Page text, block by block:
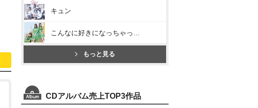
キュン
もっと見る
CDアルバム売上TOP3作品